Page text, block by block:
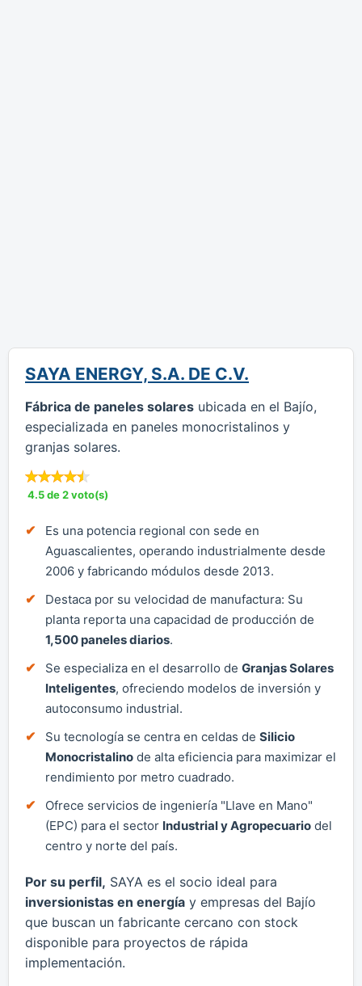
SAYA ENERGY, S.A. DE C.V.
Fábrica de paneles solares ubicada en el Bajío,
especializada en paneles monocristalinos y
granjas solares.
4.5 de 2 voto(s)
Es una potencia regional con sede en
Aguascalientes, operando industrialmente desde
2006 y fabricando módulos desde 2013.
Destaca por su velocidad de manufactura: Su
planta reporta una capacidad de producción de
1,500 paneles diarios.
Se especializa en el desarrollo de Granjas Solares
Inteligentes, ofreciendo modelos de inversión y
autoconsumo industrial.
Su tecnología se centra en celdas de Silicio
Monocristalino de alta eficiencia para maximizar el
rendimiento por metro cuadrado.
Ofrece servicios de ingeniería "Llave en Mano"
(EPC) para el sector Industrial y Agropecuario del
centro y norte del país.
Por su perfil, SAYA es el socio ideal para
inversionistas en energía y empresas del Bajío
que buscan un fabricante cercano con stock
disponible para proyectos de rápida
implementación.